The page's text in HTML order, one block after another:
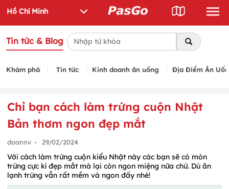
Tin tức & Blog
Khám phá Tin tức Kinh doanh ăn uống Địa Điểm Ăn
Chỉ bạn cách làm trứng cuộn Nhật
Bản thơm ngon đẹp mắt
doannv - 29/02/2024
Với cách làm trứng cuộn kiểu Nhật này các bạn sẽ có món
trứng cực kì đẹp mắt mà lại còn ngon miệng nữa chứ. Dù ăn
lạnh trứng vẫn rất mềm và ngon đấy nhé!